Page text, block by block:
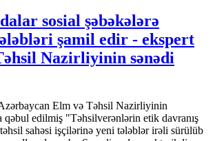
sosial şəbəkələrə
şamil edir - ekspert
Nazirliyinin sənədi
Elm və Təhsil Nazirliyinin
qəbul edilmiş "Təhsilverənlərin etik davranış
sahəsi işçilərinə yeni tələblər irəli sürülüb